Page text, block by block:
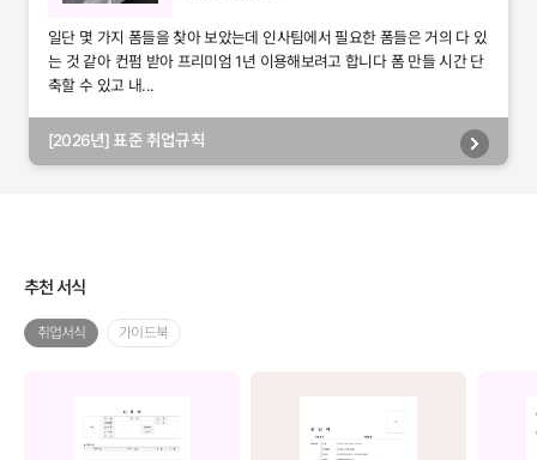
일단 몇 가지 폼들을 찾아 보았는데 인사팀에서 필요한 폼들은 거의 다 있
는 것 같아 컨펌 받아 프리미엄 1년 이용해보려고 합니다 폼 만들 시간 단
축할 수 있고 내...
[2026년] 표준 취업규칙
추천 서식
취업서식 가이드북